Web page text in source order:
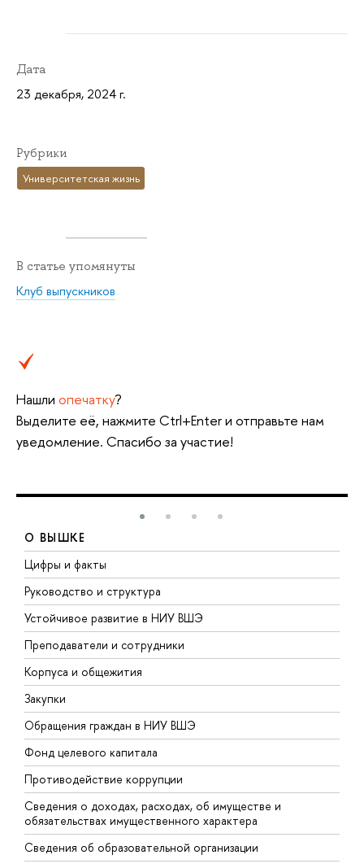
Дата
23 декабря, 2024 г.
Рубрики
Университетская жизнь
В статье упомянуты
Клуб выпускников
Нашли опечатку?
Выделите её, нажмите Ctrl+Enter и отправьте нам
уведомление. Спасибо за участие!
О ВЫШКЕ
Цифры и факты
Руководство и структура
Устойчивое развитие в НИУ ВШЭ
Преподаватели и сотрудники
Корпуса и общежития
Закупки
Обращения граждан в НИУ ВШЭ
Фонд целевого капитала
Противодействие коррупции
Сведения о доходах, расходах, об имуществе и
обязательствах имущественного характера
Сведения об образовательной организации